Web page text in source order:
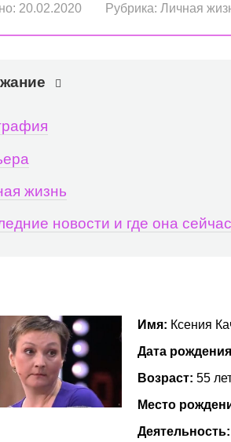
20.02.2020 Рубрика: Личная
жизнь
новости и где она сейчас
Имя: Ксения
Дата
Возраст:55
Место
Деятельность: